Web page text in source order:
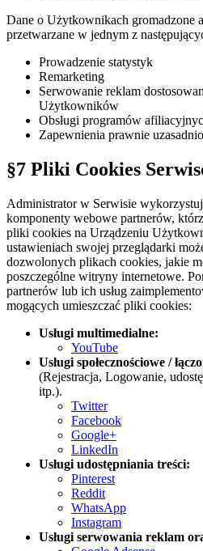
Dane o Użytkownikach gromadzone
przetwarzane w jednym z
Prowadzenie statystyk
Remarketing
Serwowanie reklam
Użytkowników
Obsługi programów
Zapewnienia prawnie
§7 Pliki Cookies
Administrator w Serwisie
komponenty webowe partnerów,
pliki cookies na Urządzeniu
ustawieniach swojej przeglądarki
dozwolonych plikach cookies, jakie
poszczególne witryny internetowe.
partnerów lub ich usług
mogących umieszczać pliki cookies:
Usługi multimedialne:
YouTube
Usługi społecznościowe /
(Rejestracja, Logowanie,
itp.).
Twitter
Facebook
Google+
LinkedIn
Usługi udostępniania treści:
Pinterest
Reddit
WhatsApp
Instagram
Usługi serwowania reklam